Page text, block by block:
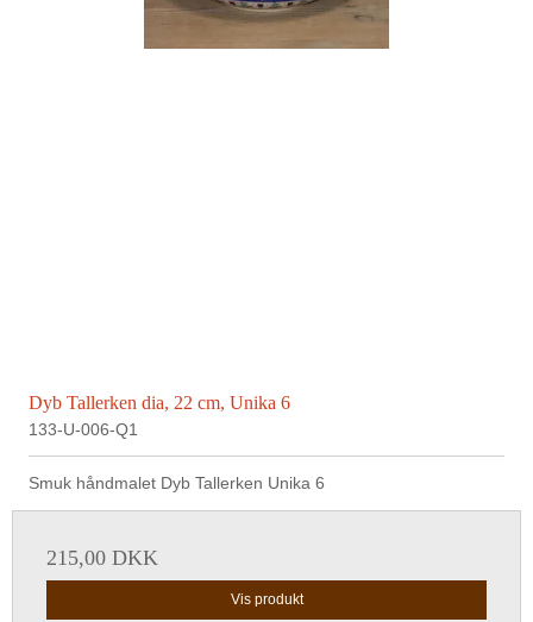
Dyb Tallerken dia, 22 cm, Unika 6
133-U-006-Q1
Smuk håndmalet Dyb Tallerken Unika 6
215,00 DKK
Vis produkt